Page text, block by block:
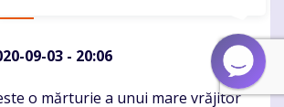
09-03 - 20:06
o mărturie a unui mare vrăjitor